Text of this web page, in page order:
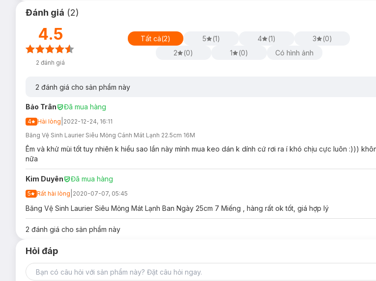
Đột phá với công nghệ
Mát lạnh thoải mái:
Tinh chất bạc hà với hương thảo mộc tạo cảm giác tươi mát, dịu nhẹ và an toàn
bí và mùi khó chịu.
Siêu thấm 200 lần*:
Lõi siêu thấm và Rãnh hút thông minh thoáng khí khóa chặt lượng lớn chất lỏng lên
Thoải mái cho da:
* 200 lần trọng lượng Lõi Hạt Siêu Thấm
Bảo quản:
Tránh để nơi ẩm ướt.
Thông số sản phẩm:
Đánh giá (2)
4.5
2 đánh giá
Tất cả(2) 5 (1) 4 (1) 3 (0)
2
(0) 1 (0) Có hình ảnh
2 đánh giá cho sản phẩm này
Bảo Trân Đã mua hàng
4 Hài lòng 2022-12-24, 16:11
Băng Vệ Sinh Laurier Siêu Mỏng Cánh Mát Lạnh 22.5cm 16M
Êm và khử mùi tốt tuy nhiên k hiểu sao lần này mình mua keo dán k dính cứ rơi ra í khó chịu cực luôn :)))
nữa
Kim Duyên Đã mua hàng
5 Rất hài lòng 2020-07-07, 05:45
Băng Vệ Sinh Laurier Siêu Mỏng Mát Lạnh Ban Ngày 25cm 7 Miếng , hàng rất ok tốt, giá hợp lý
2 đánh giá cho sản phẩm này
Hỏi đáp